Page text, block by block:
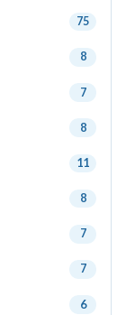
75
8
7
8
11
8
7
7
6